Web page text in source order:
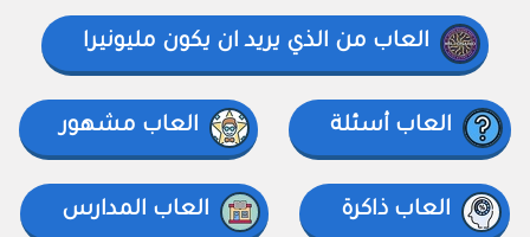
العاب من الذي يريد ان يكون مليونيرا
العاب أسئلة العاب مشهور
العاب ذاكرة العاب المدارس